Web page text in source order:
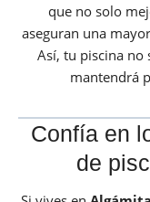
que no solo
aseguran una
Así, tu piscina no
mantendrá
Confía en
de